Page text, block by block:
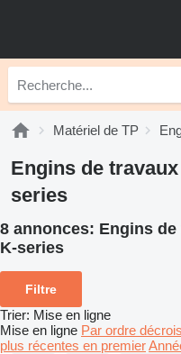
Matériel de TP
Engins de
series
8 annonces: Engins
K-series
Filtre
Trier: Mise en ligne
Mise en ligne Par ordre
plus récentes en premier